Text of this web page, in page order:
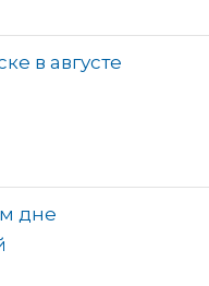
в августе
дне